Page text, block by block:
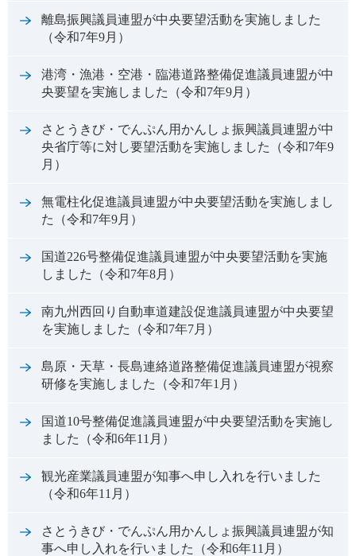
離島振興議員連盟が中央要望活動を実施しました
（令和7年9月）
港湾・漁港・空港・臨港道路整備促進議員連盟が中
央要望を実施しました（令和7年9月）
さとうきび・でんぷん用かんしょ振興議員連盟が中
央省庁等に対し要望活動を実施しました（令和7年9
月）
無電柱化促進議員連盟が中央要望活動を実施しまし
た（令和7年9月）
国道226号整備促進議員連盟が中央要望活動を実施
しました（令和7年8月）
南九州西回り自動車道建設促進議員連盟が中央要望
を実施しました（令和7年7月）
島原・天草・長島連絡道路整備促進議員連盟が視察
研修を実施しました（令和7年1月）
国道10号整備促進議員連盟が中央要望活動を実施し
ました（令和6年11月）
観光産業議員連盟が知事へ申し入れを行いました
（令和6年11月）
さとうきび・でんぷん用かんしょ振興議員連盟が知
事へ申し入れを行いました（令和6年11月）